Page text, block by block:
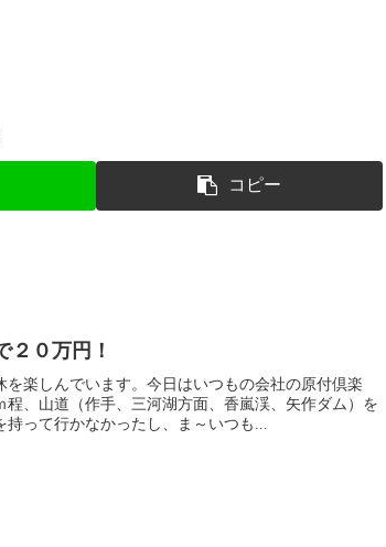
コピー
０万円！
楽しんでいます。今日はいつもの会社の原付倶楽
、山道（作手、三河湖方面、香嵐渓、矢作ダム）を
って行かなかったし、ま～いつも...